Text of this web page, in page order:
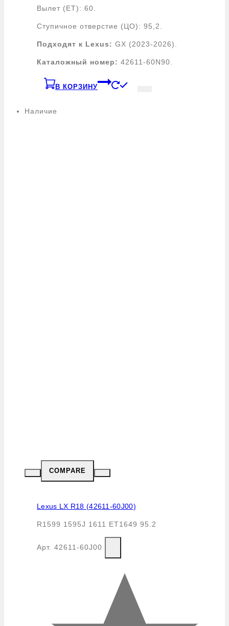
Вылет (ЕТ): 60.
Ступичное отверстие (ЦО): 95,2.
Подходят к Lexus: GX (2023-2026).
Каталожный номер: 42611-60N90.
В КОРЗИНУ
Наличие
COMPARE
Lexus LX R18 (42611-60J00)
R1599 1595J 1611 ET1649 95.2
Арт. 42611-60J00